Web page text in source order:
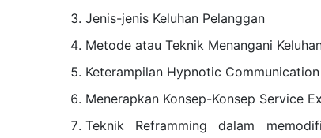
Jenis-jenis Keluhan Pelanggan
Metode atau Teknik Menangani
Keterampilan Hypnotic
Menerapkan Konsep-Konsep Service
Teknik Reframming dalam